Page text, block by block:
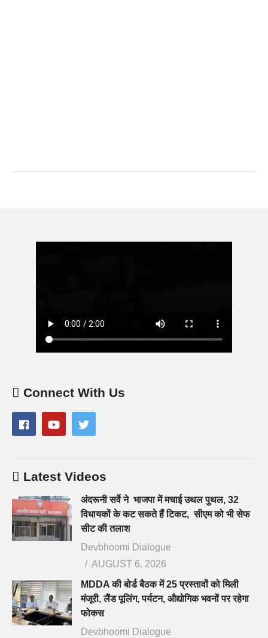
Connect With Us
Latest Videos
अंदरूनी सर्वे ने भाजपा में मचाई उथल पुथल, 32
विधायकों के कट सकते हैं टिकट, सीएम को भी सेफ
सीट की तलाश
Devbhoomi Dialogue
AUGUST 6, 2026
MDDA की बोर्ड बैठक में 25 प्रस्तावों को मिली
मंजूरी, लैंड पूलिंग, पर्यटन, औद्योगिक भवनों पर रहेगा
फोकस
Devbhoomi Dialogue